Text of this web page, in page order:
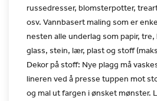
russedresser, blomsterpotter,
osv. Vannbasert maling som er
nesten alle underlag som papir, tre,
glass, stein, lær, plast og stoff
Dekor på stoff: Nye plagg må
lineren ved å presse tuppen mot
og mal ut fargen iønsket mønster.